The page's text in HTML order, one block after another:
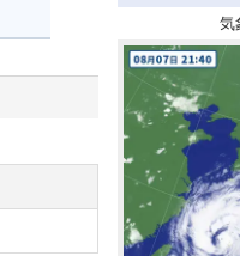
気